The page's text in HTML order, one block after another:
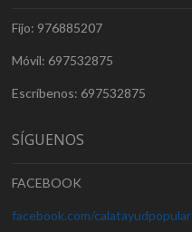
Fijo: 976885207
Móvil: 697532875
Escríbenos: 697532875
SÍGUENOS
FACEBOOK
facebook.com/calatayudpopular